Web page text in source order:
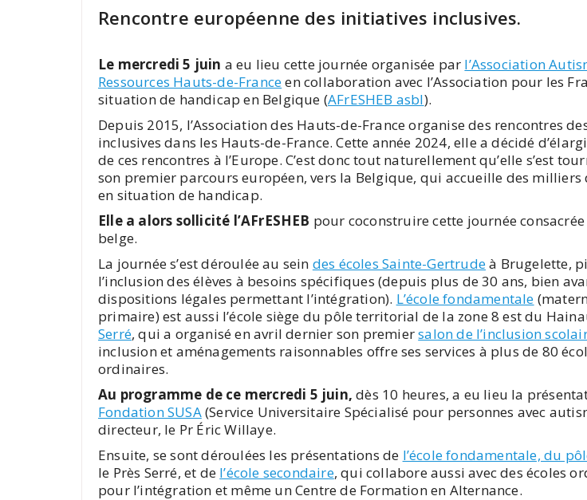
Rencontre européenne des initiatives inclusives.
Le mercredi 5 juin a eu lieu cette journée organisée par l’Association
Ressources Hauts-de-Franceen collaboration avec l’Association pour les
situation de handicap en Belgique (AFrESHEB asbl).
Depuis 2015, l’Association des Hauts-de-France organise des rencontres
inclusives dans les Hauts-de-France. Cette année 2024, elle a décidé
de ces rencontres à l’Europe. C’est donc tout naturellement qu’elle s’est
son premier parcours européen, vers la Belgique, qui accueille des milliers
en situation de handicap.
Elle a alors sollicité l’AFrESHEB pour coconstruire cette journée
belge.
La journée s’est déroulée au sein des écoles Sainte-Gertrudeà Brugelette,
l’inclusion des élèves à besoins spécifiques (depuis plus de 30 ans, bien
dispositions légales permettant l’intégration). L’école fondamentale
primaire) est aussi l’école siège du pôle territorial de la zone 8 est du
Serré, qui a organisé en avril dernier son premiersalon de l’inclusion
inclusion et aménagements raisonnables offre ses services à plus de 80
ordinaires.
Au programme de ce mercredi 5 juin,dès 10 heures, a eu lieu la
Fondation SUSA(Service Universitaire Spécialisé pour personnes avec
directeur, le Pr Éric Willaye.
Ensuite, se sont déroulées les présentations de l’école fondamentale, du
le Près Serré, et de l’école secondaire, qui collabore aussi avec des écoles
pour l’intégration et même un Centre de Formation en Alternance.